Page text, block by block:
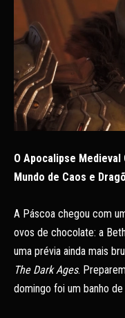
O Apocalipse Medieval
Mundo de Caos e
A Páscoa chegou com
ovos de chocolate: a
uma prévia ainda mais
The Dark Ages.
domingo foi um banho